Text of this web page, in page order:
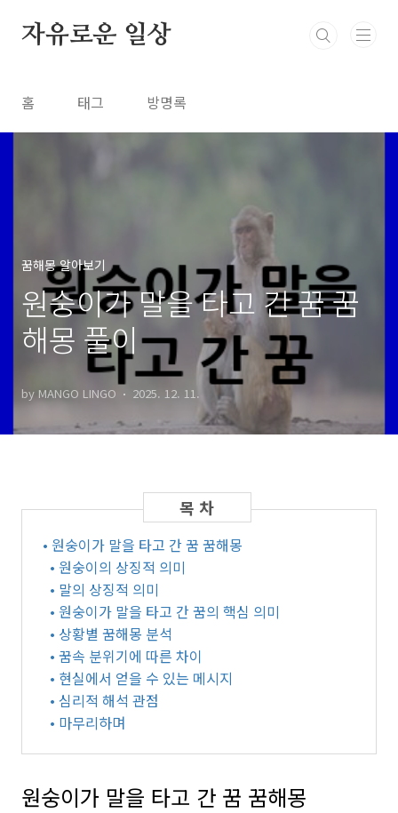
자유로운 일상
홈 태그 방명록
꿈해몽 알아보기
원숭이가 말을 타고 간 꿈 꿈
해몽 풀이
by MANGO LINGO 2025. 12. 11.
• 원숭이가 말을 타고 간 꿈 꿈해몽
• 원숭이의 상징적 의미
• 말의 상징적 의미
• 원숭이가 말을 타고 간 꿈의 핵심 의미
• 상황별 꿈해몽 분석
• 꿈속 분위기에 따른 차이
• 현실에서 얻을 수 있는 메시지
• 심리적 해석 관점
• 마무리하며
원숭이가 말을 타고 간 꿈 꿈해몽